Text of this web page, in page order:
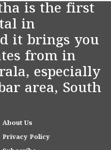
is the first
in
it brings you
from in
especially
area, South
About Us
Privacy Policy